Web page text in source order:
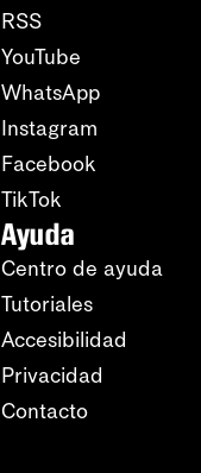
RSS
YouTube
WhatsApp
Instagram
Facebook
TikTok
Ayuda
Centro de ayuda
Tutoriales
Accesibilidad
Privacidad
Contacto